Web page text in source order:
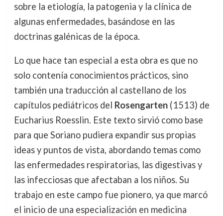
sobre la etiología, la patogenia y la clínica de
algunas enfermedades, basándose en las
doctrinas galénicas de la época.
Lo que hace tan especial a esta obra es que no
solo contenía conocimientos prácticos, sino
también una traducción al castellano de los
capítulos pediátricos del Rosengarten(1513) de
Eucharius Roesslin. Este texto sirvió como base
para que Soriano pudiera expandir sus propias
ideas y puntos de vista, abordando temas como
las enfermedades respiratorias, las digestivas y
las infecciosas que afectaban a los niños. Su
trabajo en este campo fue pionero, ya que marcó
el inicio de una especialización en medicina